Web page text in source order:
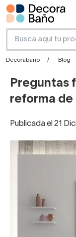
Decorabaño Blog
Preguntas
reforma de
Publicada el 21